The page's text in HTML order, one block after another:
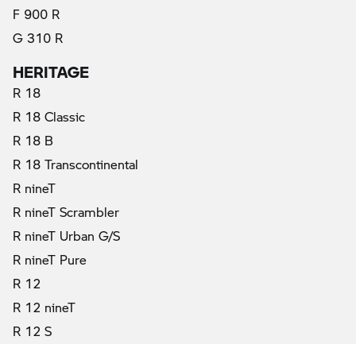
F 900 R
G 310 R
HERITAGE
R 18
R 18 Classic
R 18 B
R 18 Transcontinental
R nineT
R nineT Scrambler
R nineT Urban G/S
R nineT Pure
R 12
R 12 nineT
R 12 S